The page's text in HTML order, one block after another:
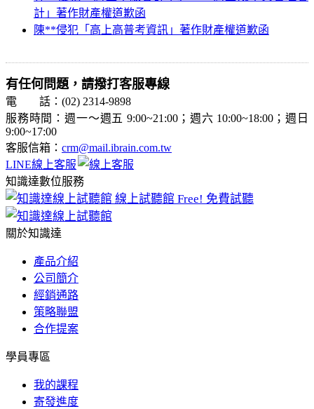
計」著作財產權道歉函
陳**侵犯「高上高普考資訊」著作財產權道歉函
有任何問題，請撥打客服專線
電 話：(02) 2314-9898
服務時間：週一～週五 9:00~21:00；週六 10:00~18:00；週日
9:00~17:00
客服信箱： crm@mail.ibrain.com.tw
LINE線上客服
知識達數位服務
線上試聽館 Free! 免費試聽
關於知識達
產品介紹
公司簡介
經銷通路
策略聯盟
合作提案
學員專區
我的課程
寄發進度